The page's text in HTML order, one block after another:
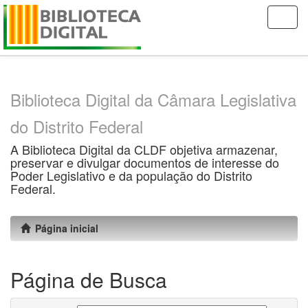
Skip
Biblioteca Digital da Câmara Legislativa
do Distrito Federal
A Biblioteca Digital da CLDF objetiva armazenar,
preservar e divulgar documentos de interesse do
Poder Legislativo e da população do Distrito
Federal.
Página inicial
Página de Busca